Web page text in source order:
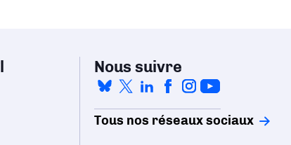
Nous suivre
Tous nos réseaux sociaux